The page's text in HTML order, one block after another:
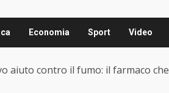
Economia Sport Video
aiuto contro il fumo: il farmaco